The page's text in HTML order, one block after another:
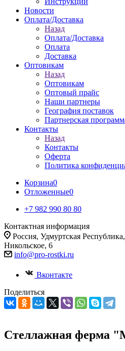
Новости
Оплата/Доставка
Назад
Оплата/Доставка
Оплата
Доставка
Оптовикам
Назад
Оптовикам
Оптовый прайс
Наши партнеры
География поставок
Партнерская
Контакты
Назад
Контакты
Оферта
Политика
Корзина0
Отложенные0
+7 982 990 80 80
Контактная информация
Россия, Удмуртская
Никольское, 6
info@pro-rostki.ru
Вконтакте
Поделиться
Стеллажная ферма